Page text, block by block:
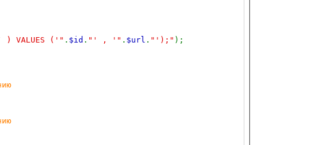
) VALUES ('" . $id . "' , '" . $url . "');" );